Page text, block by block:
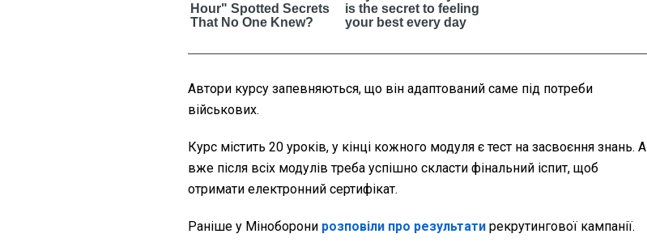
Автори курсу запевняються, що він адаптований саме під потреби
військових.
Курс містить 20 уроків, у кінці кожного модуля є тест на засвоєння знань. А
вже після всіх модулів треба успішно скласти фінальний іспит, щоб
отримати електронний сертифікат.
Раніше у Міноборони розповіли про результати рекрутингової кампанії.